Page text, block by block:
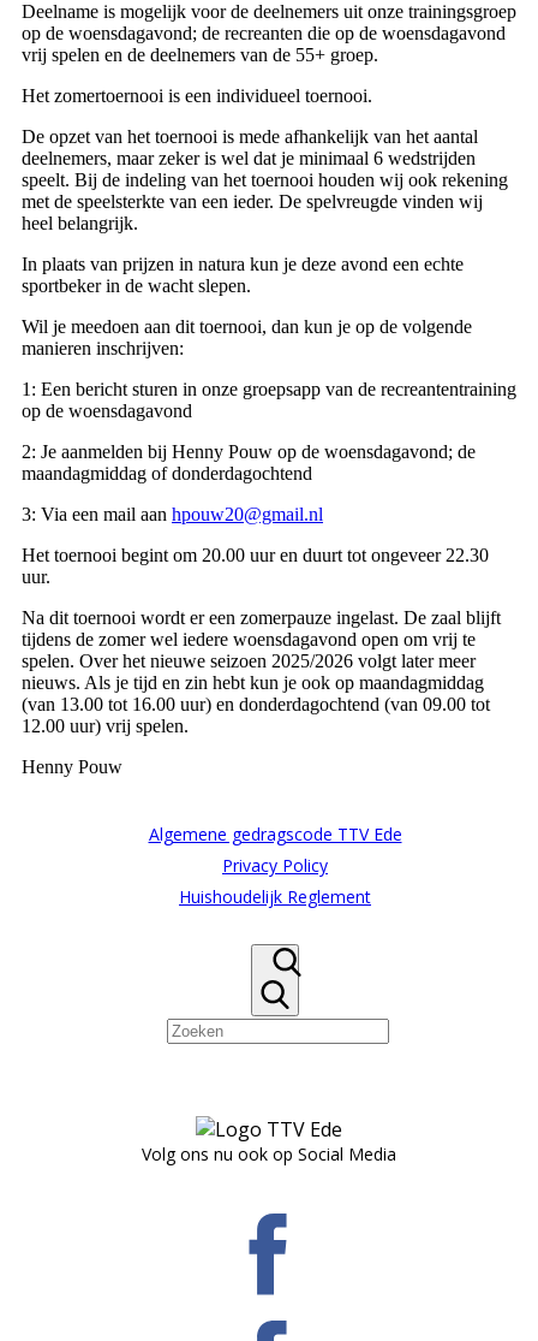
Deelname is mogelijk voor de deelnemers uit onze trainingsgroep
op de woensdagavond; de recreanten die op de woensdagavond
vrij spelen en de deelnemers van de 55+ groep.
Het zomertoernooi is een individueel toernooi.
De opzet van het toernooi is mede afhankelijk van het aantal
deelnemers, maar zeker is wel dat je minimaal 6 wedstrijden
speelt. Bij de indeling van het toernooi houden wij ook rekening
met de speelsterkte van een ieder. De spelvreugde vinden wij
heel belangrijk.
In plaats van prijzen in natura kun je deze avond een echte
sportbeker in de wacht slepen.
Wil je meedoen aan dit toernooi, dan kun je op de volgende
manieren inschrijven:
1: Een bericht sturen in onze groepsapp van de recreantentraining
op de woensdagavond
2: Je aanmelden bij Henny Pouw op de woensdagavond; de
maandagmiddag of donderdagochtend
3: Via een mail aan hpouw20@gmail.nl
Het toernooi begint om 20.00 uur en duurt tot ongeveer 22.30
uur.
Na dit toernooi wordt er een zomerpauze ingelast. De zaal blijft
tijdens de zomer wel iedere woensdagavond open om vrij te
spelen. Over het nieuwe seizoen 2025/2026 volgt later meer
nieuws. Als je tijd en zin hebt kun je ook op maandagmiddag
(van 13.00 tot 16.00 uur) en donderdagochtend (van 09.00 tot
12.00 uur) vrij spelen.
Henny Pouw
Algemene gedragscode TTV Ede
Privacy Policy
Huishoudelijk Reglement
Volg ons nu ook op Social Media